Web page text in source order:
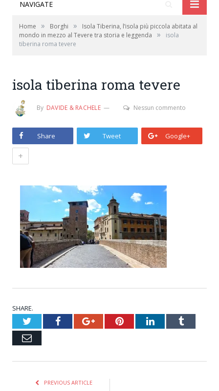
NAVIGATE
Home » Borghi »
Isola Tiberina, l’isola più piccola abitata al
mondo in mezzo al Tevere tra storia e leggenda
»
isola
tiberina roma tevere
isola tiberina roma tevere
By DAVIDE & RACHELE Nessun commento
Share Tweet Google+
+
SHARE.
TwitterFacebookGoogle+PinterestLinkedInTumblr
Email
PREVIOUS ARTICLE